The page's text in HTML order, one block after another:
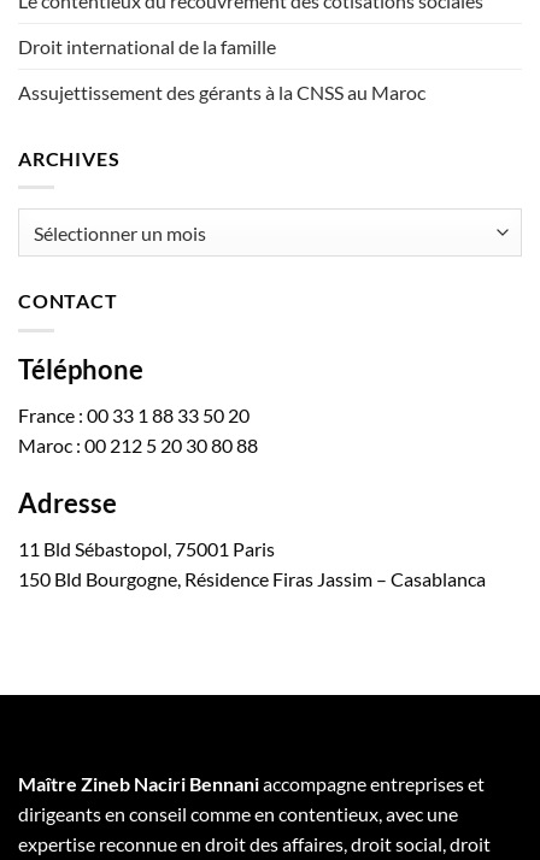
Droit international de la famille
Assujettissement des gérants à la CNSS au Maroc
ARCHIVES
CONTACT
Téléphone
France : 00 33 1 88 33 50 20
Maroc : 00 212 5 20 30 80 88
Adresse
11 Bld Sébastopol, 75001 Paris
150 Bld Bourgogne, Résidence Firas Jassim – Casablanca
Maître Zineb Naciri Bennaniaccompagne entreprises et
dirigeants en conseil comme en contentieux, avec une
expertise reconnue en droit des affaires, droit social, droit